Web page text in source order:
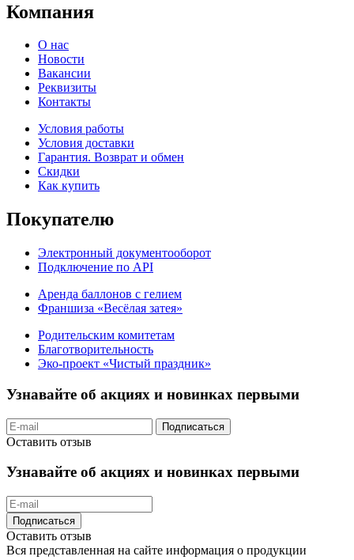
Компания
О нас
Новости
Вакансии
Реквизиты
Контакты
Условия работы
Условия доставки
Гарантия. Возврат и обмен
Скидки
Как купить
Покупателю
Электронный документооборот
Подключение по API
Аренда баллонов с гелием
Франшиза «Весёлая затея»
Родительским комитетам
Благотворительность
Эко-проект «Чистый праздник»
Узнавайте об акциях и новинках первыми
Подписаться
Оставить отзыв
Узнавайте об акциях и новинках первыми
Подписаться
Оставить отзыв
Вся представленная на сайте информация о продукции